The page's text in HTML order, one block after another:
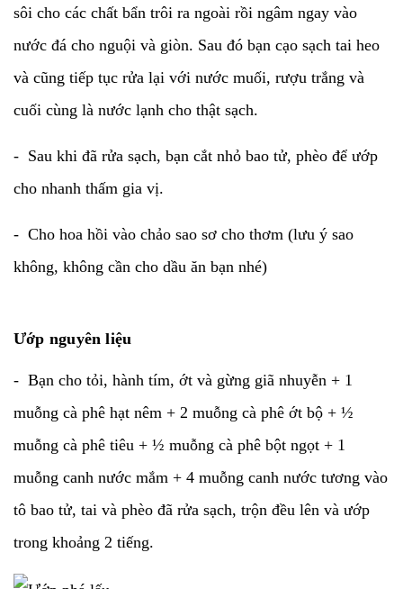
sôi cho các chất bẩn trôi ra ngoài rồi ngâm ngay vào
nước đá cho nguội và giòn. Sau đó bạn cạo sạch tai heo
và cũng tiếp tục rửa lại với nước muối, rượu trắng và
cuối cùng là nước lạnh cho thật sạch.
- Sau khi đã rửa sạch, bạn cắt nhỏ bao tử, phèo để ướp
cho nhanh thấm gia vị.
- Cho hoa hồi vào chảo sao sơ cho thơm (lưu ý sao
không, không cần cho dầu ăn bạn nhé)
Ướp nguyên liệu
- Bạn cho tỏi, hành tím, ớt và gừng giã nhuyễn + 1
muỗng cà phê hạt nêm + 2 muỗng cà phê ớt bộ + ½
muỗng cà phê tiêu + ½ muỗng cà phê bột ngọt + 1
muỗng canh nước mắm + 4 muỗng canh nước tương vào
tô bao tử, tai và phèo đã rửa sạch, trộn đều lên và ướp
trong khoảng 2 tiếng.